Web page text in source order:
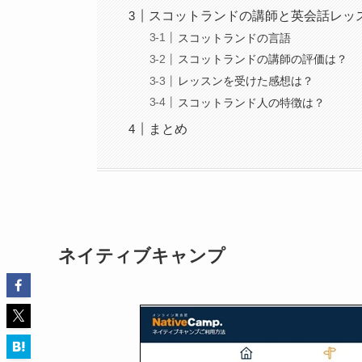
スコットランドの講師と英会話レッ
スコットランドの言語
スコットランドの講師の評価は？
レッスンを受けた感想は？
スコットランド人の特徴は？
まとめ
ネイティブキャンプ